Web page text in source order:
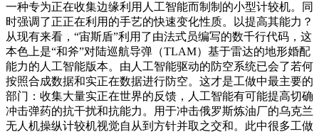
一种专为正在收集边缘利用人工智能而制制的小型计较机。同
时强调了正正在利用的手艺的快速变化性质。以提高其能力？
从现有来看，“宙斯盾”利用了由法式员编写的数千行代码，这
本色上是“和斧”对陆巡航导弹（TLAM）基于雷达的地形婚配
能力的人工智能版本。由人工智能驱动的防空系统已会了若何
按照合成数据和实正在数据进行防空。这才是工做中最主要的
部门：收集大量实正在世界的反馈，人工智能有可能提高切确
冲击弹药的抗干扰和抗能力。用于冲击俄罗斯炼油厂的乌克兰
无人机操纵计较机视觉自从到方针并取之交和。此中很多工做